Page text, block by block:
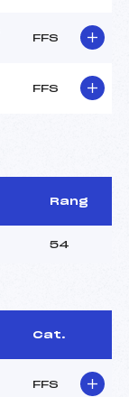
FFS
FFS
Rang
54
Cat.
FFS